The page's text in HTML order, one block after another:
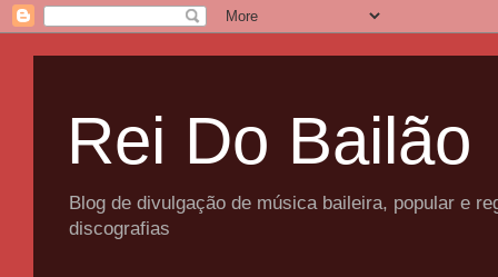
Rei Do Bailão
Blog de divulgação de música baileira, popular e
discografias